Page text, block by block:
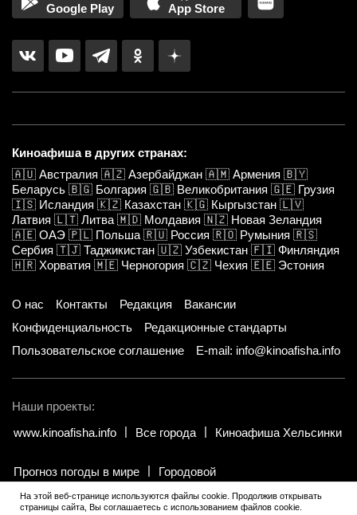
Google Play App Store
Киноафиша в других странах:
🇦🇺 Австралия 🇦🇿 Азербайджан 🇦🇲 Армения 🇧🇾
Беларусь 🇧🇬 Болгария 🇬🇧 Великобритания 🇬🇪 Грузия
🇮🇸 Исландия 🇰🇿 Казахстан 🇰🇬 Кыргызстан 🇱🇻
Латвия 🇱🇹 Литва 🇲🇩 Молдавия 🇳🇿 Новая Зеландия
🇦🇪 ОАЭ 🇵🇱 Польша 🇷🇺 Россия 🇷🇴 Румыния 🇷🇸
Сербия 🇹🇯 Таджикистан 🇺🇿 Узбекистан 🇫🇮 Финляндия
🇭🇷 Хорватия 🇲🇪 Черногория 🇨🇿 Чехия 🇪🇪 Эстония
О нас Контакты Редакция
Вакансии
Конфиденциальность
Редакционные стандарты
Пользовательское соглашение
E-mail: info@kinoafisha.info
Наши проекты:
www.kinoafisha.info
Все города Киноафиша Хельсинки
Прогноз погоды в мире Городовой
© 2002-2026 Все права и материалы принадлежат «Киноафиша».
На этой веб-странице используются файлы cookie. Продолжив открывать
страницы сайта, Вы соглашаетесь с использованием файлов cookie.